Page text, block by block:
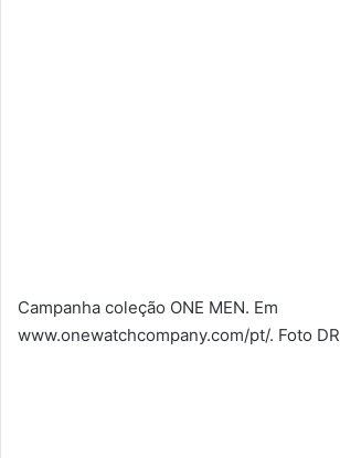
Campanha coleção ONE MEN. Em
www.onewatchcompany.com/pt/. Foto DR